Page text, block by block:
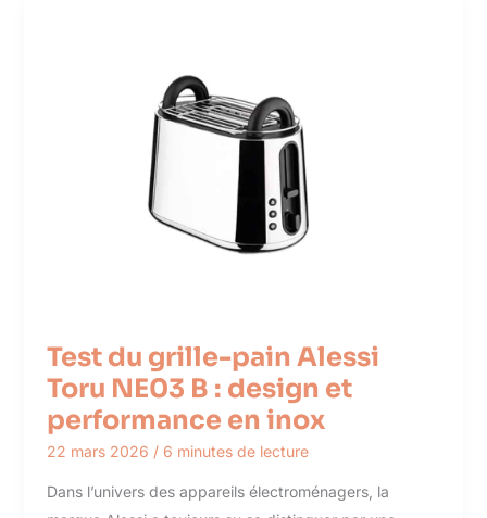
Test du grille-pain Alessi
Toru NE03 B : design et
performance en inox
22 mars 2026 / 6 minutes de lecture
Dans l’univers des appareils électroménagers, la